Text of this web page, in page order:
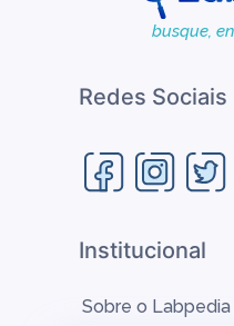
busque,
Redes Sociais
Institucional
Sobre o Labpedia